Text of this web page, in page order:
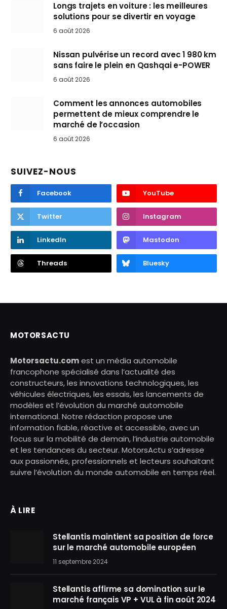
Longs trajets en voiture : les meilleures
solutions pour se divertir en voyage
6 août 2026
Nissan pulvérise un record avec 1 980 km
sans faire le plein en Qashqai e-POWER
6 août 2026
Comment les annonces automobiles
permettent de mieux comprendre le
marché de l’occasion
6 août 2026
SUIVEZ-NOUS
Facebook YouTube
Twitter Instagram
LinkedIn Mastodon
Threads Bluesky
MOTORSACTU
Motorsactu.comest un média automobile
francophone spécialisé dans l’actualité des
constructeurs, les innovations technologiques, les
véhicules électriques, les essais, les lancements de
modèles et l’évolution du marché automobile
international. Notre rédaction propose une
information fiable, réactive et accessible, avec un
focus sur la mobilité de demain, l’industrie automobile
et les tendances du secteur. MotorsActu s’adresse
aux passionnés, professionnels et lecteurs souhaitant
suivre l’évolution du monde automobile en temps réel.
À LIRE
Stellantis maintient sa position de force
sur le marché automobile européen
11 septembre 2024
Stellantis affirme sa domination sur le
marché français VP + VUL à fin août 2024